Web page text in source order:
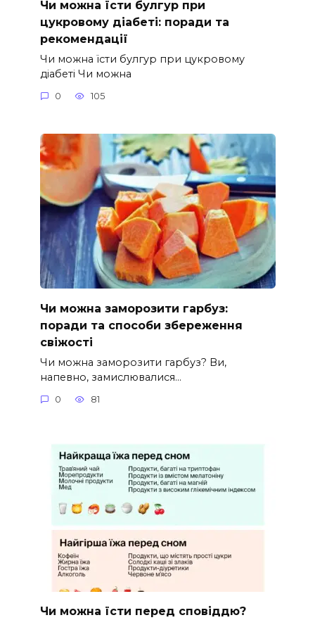
Чи можна їсти булгур при
цукровому діабеті: поради та
рекомендації
Чи можна їсти булгур при цукровому
діабеті Чи можна
0 105
Чи можна заморозити гарбуз:
поради та способи збереження
свіжості
Чи можна заморозити гарбуз? Ви,
напевно, замислювалися…
0 81
Чи можна їсти перед сповіддю?